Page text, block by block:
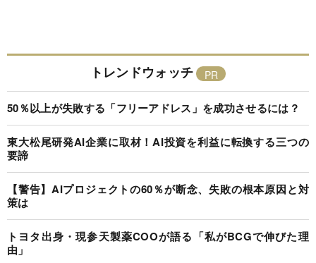
トレンドウォッチ
50％以上が失敗する「フリーアドレス」を成功させるには？
東大松尾研発AI企業に取材！AI投資を利益に転換する三つの
要諦
【警告】AIプロジェクトの60％が断念、失敗の根本原因と対
策は
トヨタ出身・現参天製薬COOが語る「私がBCGで伸びた理
由」